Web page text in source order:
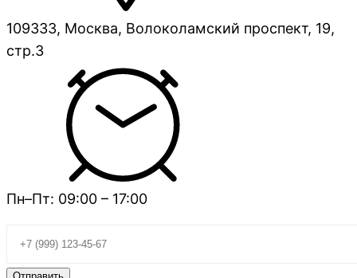
109333, Москва, Волоколамский проспект, 19,
стр.3
Пн–Пт: 09:00 – 17:00